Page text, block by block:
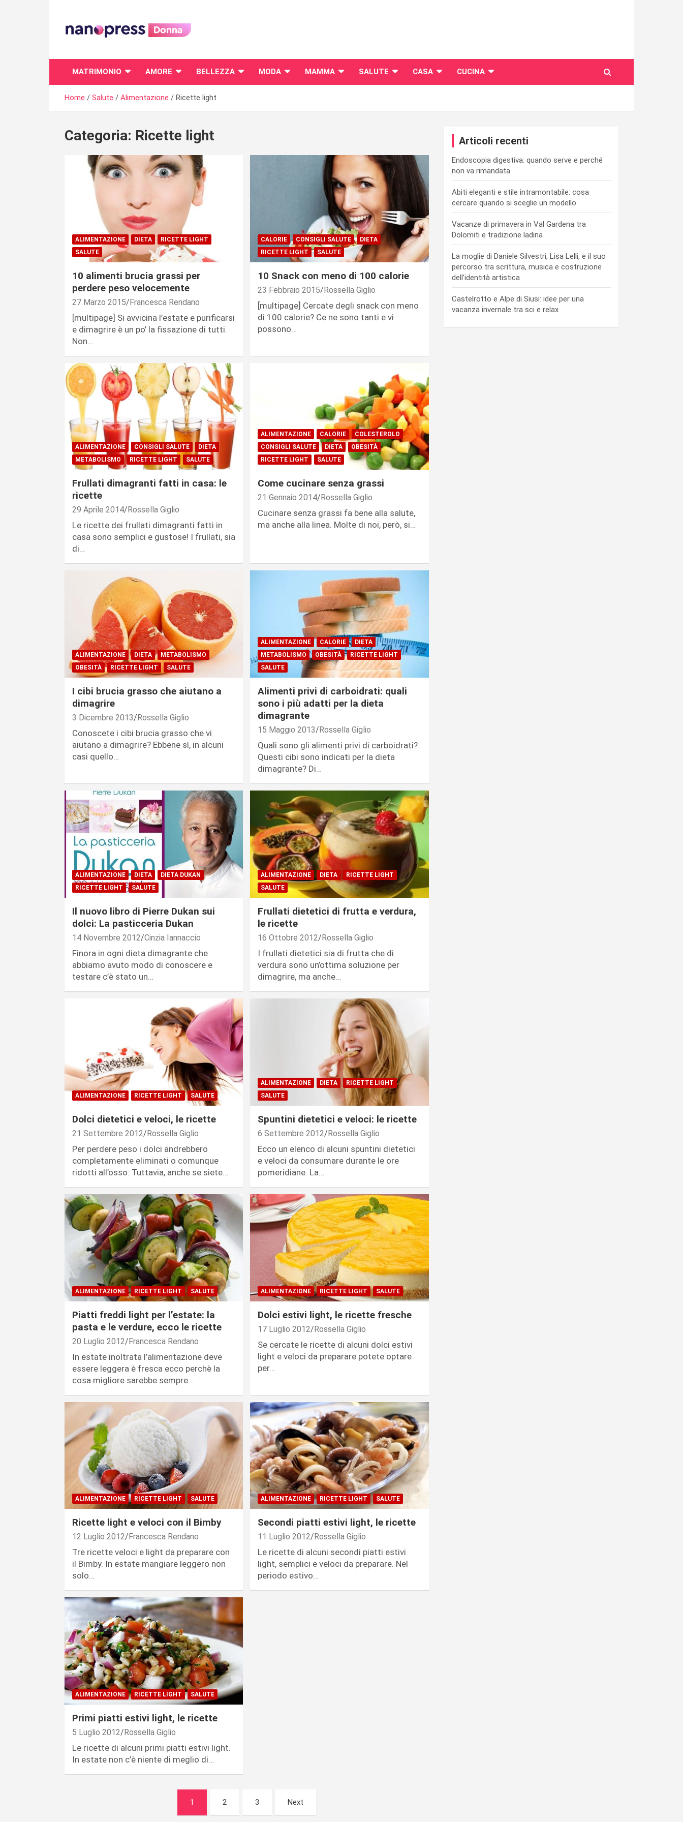
content
MATRIMONIO AMORE BELLEZZA MODA MAMMA SALUTE CASA CUCINA
Home Salute Alimentazione Ricette light
Categoria: Ricette light
ALIMENTAZIONE DIETA
RICETTE LIGHT
SALUTE
10 alimenti brucia grassi per
perdere peso velocemente
27 Marzo 2015 Francesca Rendano
[multipage] Si avvicina l’estate e purificarsi
e dimagrire è un po’ la fissazione di tutti.
Non…
CALORIE CONSIGLI SALUTE
DIETA
RICETTE LIGHT
SALUTE
10 Snack con meno di 100 calorie
23 Febbraio 2015 Rossella Giglio
[multipage] Cercate degli snack con meno
di 100 calorie? Ce ne sono tanti e vi
possono…
ALIMENTAZIONE CONSIGLI SALUTE
DIETA
METABOLISMO
RICETTE LIGHT SALUTE
Frullati dimagranti fatti in casa: le
ricette
29 Aprile 2014 Rossella Giglio
Le ricette dei frullati dimagranti fatti in
casa sono semplici e gustose! I frullati, sia
di…
ALIMENTAZIONE CALORIE
COLESTEROLO
CONSIGLI SALUTE
DIETA
OBESITÀ
RICETTE LIGHT
SALUTE
Come cucinare senza grassi
21 Gennaio 2014 Rossella Giglio
Cucinare senza grassi fa bene alla salute,
ma anche alla linea. Molte di noi, però, si…
ALIMENTAZIONE DIETA
METABOLISMO
OBESITÀ
RICETTE LIGHT SALUTE
I cibi brucia grasso che aiutano a
dimagrire
3 Dicembre 2013 Rossella Giglio
Conoscete i cibi brucia grasso che vi
aiutano a dimagrire? Ebbene sì, in alcuni
casi quello…
ALIMENTAZIONE CALORIE
DIETA
METABOLISMO
OBESITÀ
RICETTE LIGHT
SALUTE
Alimenti privi di carboidrati: quali
sono i più adatti per la dieta
dimagrante
15 Maggio 2013 Rossella Giglio
Quali sono gli alimenti privi di carboidrati?
Questi cibi sono indicati per la dieta
dimagrante? Di…
ALIMENTAZIONE DIETA
DIETA DUKAN
RICETTE LIGHT
SALUTE
Il nuovo libro di Pierre Dukan sui
dolci: La pasticceria Dukan
14 Novembre 2012 Cinzia Iannaccio
Finora in ogni dieta dimagrante che
abbiamo avuto modo di conoscere e
testare c’è stato un…
ALIMENTAZIONE DIETA
RICETTE LIGHT
SALUTE
Frullati dietetici di frutta e verdura,
le ricette
16 Ottobre 2012 Rossella Giglio
I frullati dietetici sia di frutta che di
verdura sono un’ottima soluzione per
dimagrire, ma anche…
ALIMENTAZIONE RICETTE LIGHT SALUTE
Dolci dietetici e veloci, le ricette
21 Settembre 2012 Rossella Giglio
Per perdere peso i dolci andrebbero
completamente eliminati o comunque
ridotti all’osso. Tuttavia, anche se siete…
ALIMENTAZIONE DIETA
RICETTE LIGHT
SALUTE
Spuntini dietetici e veloci: le ricette
6 Settembre 2012 Rossella Giglio
Ecco un elenco di alcuni spuntini dietetici
e veloci da consumare durante le ore
pomeridiane. La…
ALIMENTAZIONE RICETTE LIGHT SALUTE
Piatti freddi light per l’estate: la
pasta e le verdure, ecco le ricette
20 Luglio 2012 Francesca Rendano
In estate inoltrata l’alimentazione deve
essere leggera è fresca ecco perchè la
cosa migliore sarebbe sempre…
ALIMENTAZIONE RICETTE LIGHT SALUTE
Dolci estivi light, le ricette fresche
17 Luglio 2012 Rossella Giglio
Se cercate le ricette di alcuni dolci estivi
light e veloci da preparare potete optare
per…
ALIMENTAZIONE RICETTE LIGHT SALUTE
Ricette light e veloci con il Bimby
12 Luglio 2012 Francesca Rendano
Tre ricette veloci e light da preparare con
il Bimby. In estate mangiare leggero non
solo…
ALIMENTAZIONE RICETTE LIGHT SALUTE
Secondi piatti estivi light, le ricette
11 Luglio 2012 Rossella Giglio
Le ricette di alcuni secondi piatti estivi
light, semplici e veloci da preparare. Nel
periodo estivo…
ALIMENTAZIONE RICETTE LIGHT SALUTE
Primi piatti estivi light, le ricette
5 Luglio 2012 Rossella Giglio
Le ricette di alcuni primi piatti estivi light.
In estate non c’è niente di meglio di…
1 2 3 Next
Articoli recenti
Endoscopia digestiva: quando serve e perché
non va rimandata
Abiti eleganti e stile intramontabile: cosa
cercare quando si sceglie un modello
Vacanze di primavera in Val Gardena tra
Dolomiti e tradizione ladina
La moglie di Daniele Silvestri, Lisa Lelli, e il suo
percorso tra scrittura, musica e costruzione
dell’identità artistica
Castelrotto e Alpe di Siusi: idee per una
vacanza invernale tra sci e relax